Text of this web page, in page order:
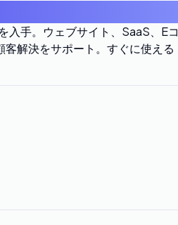
入手。ウェブサイト、SaaS、Eコ
解決をサポート。すぐに使える